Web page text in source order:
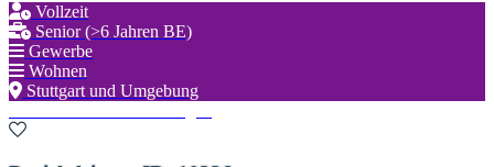
Vollzeit
Senior (>6 Jahren BE)
Gewerbe
Wohnen
Stuttgart und Umgebung